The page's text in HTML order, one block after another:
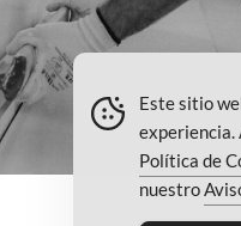
Este sitio
experiencia.
Política de
nuestro